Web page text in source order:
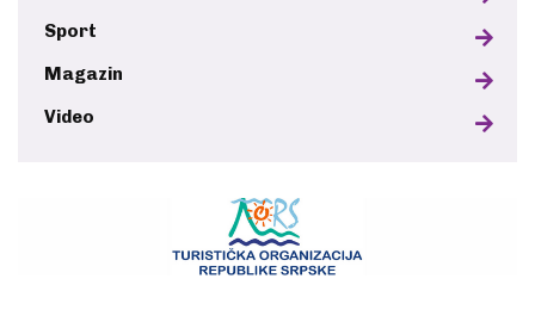
Sport
Magazin
Video